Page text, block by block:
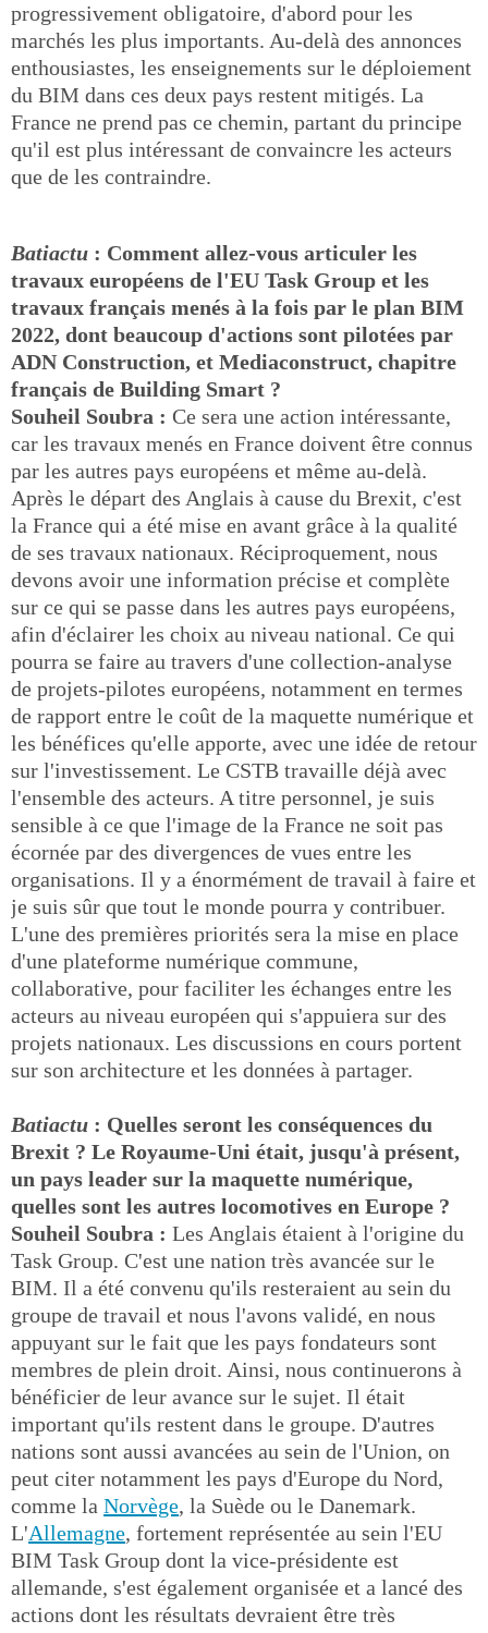
progressivement obligatoire, d'abord pour les
marchés les plus importants. Au-delà des annonces
enthousiastes, les enseignements sur le déploiement
du BIM dans ces deux pays restent mitigés. La
France ne prend pas ce chemin, partant du principe
qu'il est plus intéressant de convaincre les acteurs
que de les contraindre.
Batiactu : Comment allez-vous articuler les
travaux européens de l'EU Task Group et les
travaux français menés à la fois par le plan BIM
2022, dont beaucoup d'actions sont pilotées par
ADN Construction, et Mediaconstruct, chapitre
français de Building Smart ?
Souheil Soubra : Ce sera une action intéressante,
car les travaux menés en France doivent être connus
par les autres pays européens et même au-delà.
Après le départ des Anglais à cause du Brexit, c'est
la France qui a été mise en avant grâce à la qualité
de ses travaux nationaux. Réciproquement, nous
devons avoir une information précise et complète
sur ce qui se passe dans les autres pays européens,
afin d'éclairer les choix au niveau national. Ce qui
pourra se faire au travers d'une collection-analyse
de projets-pilotes européens, notamment en termes
de rapport entre le coût de la maquette numérique et
les bénéfices qu'elle apporte, avec une idée de retour
sur l'investissement. Le CSTB travaille déjà avec
l'ensemble des acteurs. A titre personnel, je suis
sensible à ce que l'image de la France ne soit pas
écornée par des divergences de vues entre les
organisations. Il y a énormément de travail à faire et
je suis sûr que tout le monde pourra y contribuer.
L'une des premières priorités sera la mise en place
d'une plateforme numérique commune,
collaborative, pour faciliter les échanges entre les
acteurs au niveau européen qui s'appuiera sur des
projets nationaux. Les discussions en cours portent
sur son architecture et les données à partager.
Batiactu : Quelles seront les conséquences du
Brexit ? Le Royaume-Uni était, jusqu'à présent,
un pays leader sur la maquette numérique,
quelles sont les autres locomotives en Europe ?
Souheil Soubra : Les Anglais étaient à l'origine du
Task Group. C'est une nation très avancée sur le
BIM. Il a été convenu qu'ils resteraient au sein du
groupe de travail et nous l'avons validé, en nous
appuyant sur le fait que les pays fondateurs sont
membres de plein droit. Ainsi, nous continuerons à
bénéficier de leur avance sur le sujet. Il était
important qu'ils restent dans le groupe. D'autres
nations sont aussi avancées au sein de l'Union, on
peut citer notamment les pays d'Europe du Nord,
comme la Norvège, la Suède ou le Danemark.
L'Allemagne, fortement représentée au sein l'EU
BIM Task Group dont la vice-présidente est
allemande, s'est également organisée et a lancé des
actions dont les résultats devraient être très